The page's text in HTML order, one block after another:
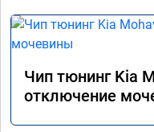
Чип тюнинг Kia
отключение